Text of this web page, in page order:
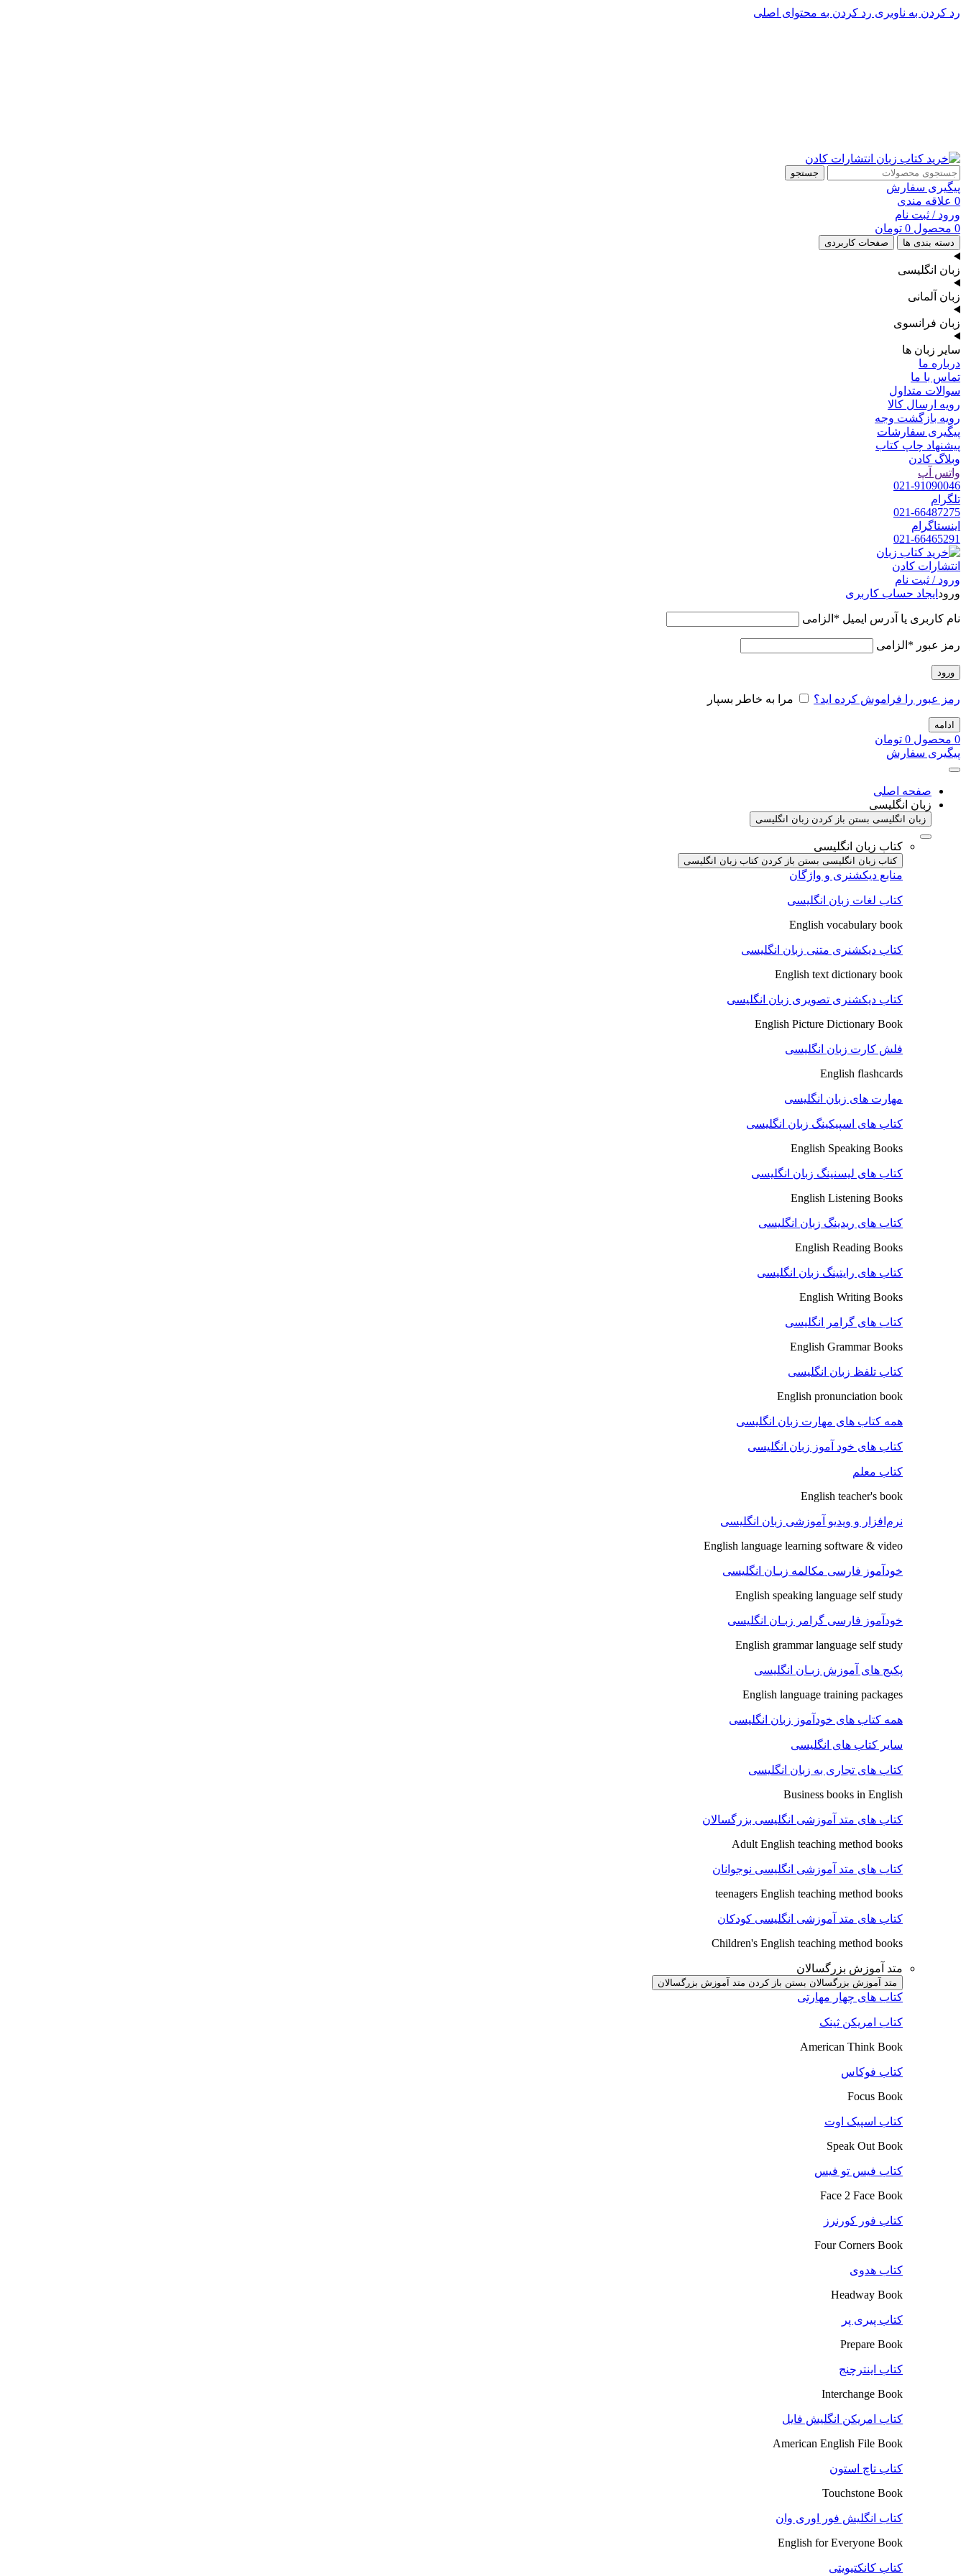
رد کردن به ناوبری رد کردن به محتوای اصلی
جستجو
پیگیری سفارش
0 علاقه مندی
ورود / ثبت نام
0 محصول 0 تومان
دسته بندی ها صفحات کاربردی
زبان انگلیسی
زبان آلمانی
زبان فرانسوی
سایر زبان ها
درباره ما
تماس با ما
سوالات متداول
رویه ارسال کالا
رویه بازگشت وجه
پیگیری سفارشات
پیشنهاد چاپ کتاب
وبلاگ کادن
واتس آپ
021-91090046
تلگرام
021-66487275
اینستاگرام
021-66465291
ورود / ثبت نام
ورود ایجاد حساب کاربری
نام کاربری یا آدرس ایمیل * الزامی
رمز عبور * الزامی
ورود
رمز عبور را فراموش کرده اید؟ مرا به خاطر بسپار
ادامه
0 محصول 0 تومان
پیگیری سفارش
صفحه اصلی
زبان انگلیسی
زبان انگلیسی بستن باز کردن زبان انگلیسی
کتاب زبان انگلیسی
کتاب زبان انگلیسی بستن باز کردن کتاب زبان انگلیسی
منابع دیکشنری و واژگان
کتاب لغات زبان انگلیسی
English vocabulary book
کتاب دیکشنری متنی زبان انگلیسی
English text dictionary book
کتاب دیکشنری تصویری زبان انگلیسی
English Picture Dictionary Book
فلش کارت زبان انگلیسی
English flashcards
مهارت های زبان انگلیسی
کتاب های اسپیکینگ زبان انگلیسی
English Speaking Books
کتاب های لیسنینگ زبان انگلیسی
English Listening Books
کتاب های ریدینگ زبان انگلیسی
English Reading Books
کتاب های رایتینگ زبان انگلیسی
English Writing Books
کتاب های گرامر انگلیسی
English Grammar Books
کتاب تلفظ زبان انگلیسی
English pronunciation book
همه کتاب های مهارت زبان انگلیسی
کتاب های خود آموز زبان انگلیسی
کتاب معلم
English teacher's book
نرم‌افزار و ویدیو آموزشی زبان انگلیسی
English language learning software & video
خودآموز فارسی مکالمه زبـان انگلیسی
English speaking language self study
خودآموز فارسی گرامر زبـان انگلیسی
English grammar language self study
پکیج های آموزش زبـان انگلیسی
English language training packages
همه کتاب های خودآموز زبان انگلیسی
سایر کتاب های انگلیسی
کتاب های تجاری به زبان انگلیسی
Business books in English
کتاب های متد آموزشی انگلیسی بزرگسالان
Adult English teaching method books
کتاب های متد آموزشی انگلیسی نوجوانان
teenagers English teaching method books
کتاب های متد آموزشی انگلیسی کودکان
Children's English teaching method books
متد آموزش بزرگسالان
متد آموزش بزرگسالان بستن باز کردن متد آموزش بزرگسالان
کتاب های چهار مهارتی
کتاب امریکن ثینک
American Think Book
کتاب فوکاس
Focus Book
کتاب اسپیک اوت
Speak Out Book
کتاب فیس تو فیس
Face 2 Face Book
کتاب فور کورنرز
Four Corners Book
کتاب هدوی
Headway Book
کتاب پیری پر
Prepare Book
کتاب اینترچنج
Interchange Book
کتاب امریکن انگلیش فایل
American English File Book
کتاب تاچ استون
Touchstone Book
کتاب انگلیش فور اوری وان
English for Everyone Book
کتاب کانکتیویتی